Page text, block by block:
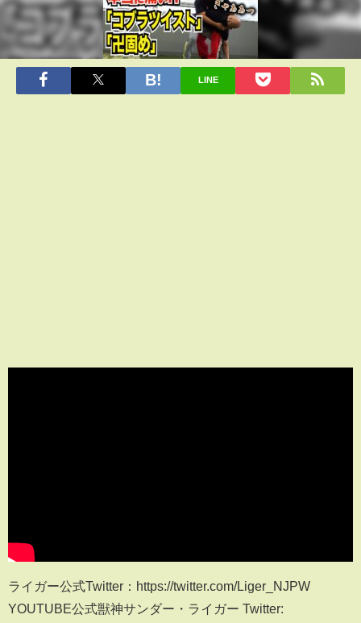
LINE
ライガー公式Twitter：https://twitter.com/Liger_NJPW
YOUTUBE公式獣神サンダー・ライガー Twitter: